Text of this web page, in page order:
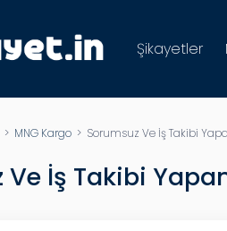
Şikayetler
> MNG Kargo > Sorumsuz Ve İş Takibi
Ve İş Takibi